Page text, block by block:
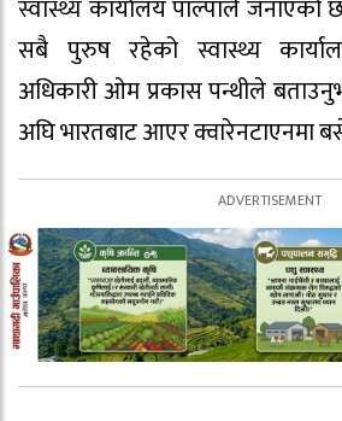
स्वास्थ्य कार्यालय पाल्पाले
सबै पुरुष रहेको स्वास्थ्य
अधिकारी ओम प्रकास पन्थीले
अघि भारतबाट आएर क्वारेनटाएनमा